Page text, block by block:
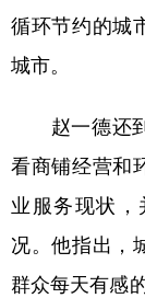
循环节约的城
城市。
赵一德还到
看商铺经营和
业服务现状
况。他指出，
群众每天有感